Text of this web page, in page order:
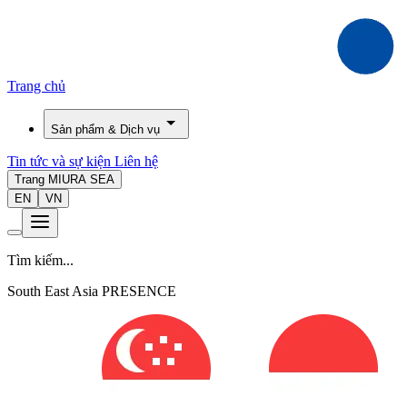
Trang chủ
Sản phẩm & Dịch vụ
Tin tức và sự kiện Liên hệ
Trang MIURA SEA
EN
VN
Tìm kiếm...
South East Asia PRESENCE